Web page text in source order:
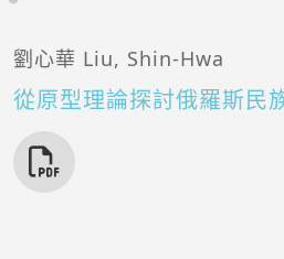
劉心華 Liu, Shin-Hwa
從原型理論探討俄羅斯民